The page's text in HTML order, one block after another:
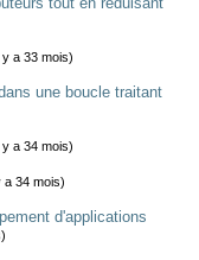
a 33 mois)
une boucle traitant
a 34 mois)
a 34 mois)
d'applications